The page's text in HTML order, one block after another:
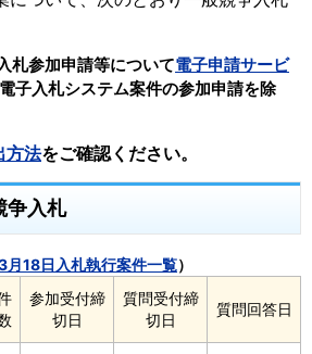
札参加申請等について電子申請サービ
子入札システム案件の参加申請を除
方法をご確認ください。
争入札
参加受付締
切日
質問受付締
切日
質問回答日
18日入札執行案件一覧）